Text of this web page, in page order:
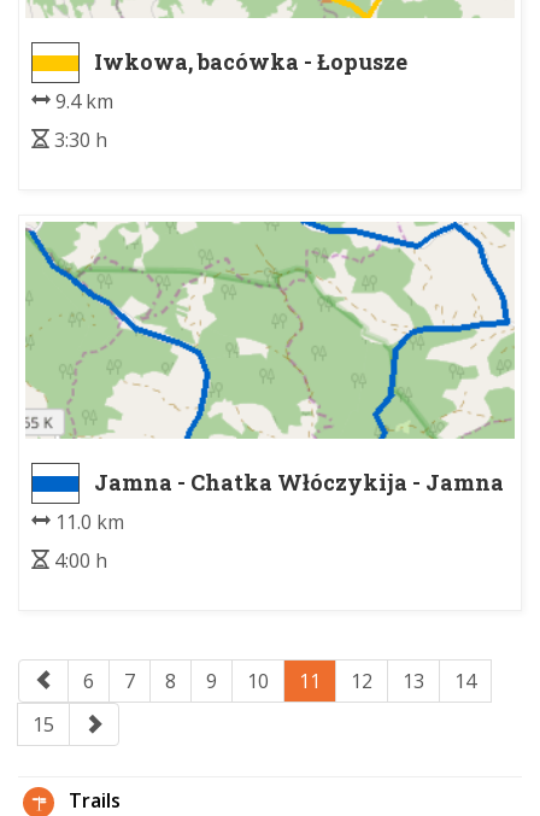
Iwkowa, bacówka - Łopusze
Wschodnie
9.4 km
3:30 h
Jamna - Chatka Włóczykija - Jamna
11.0 km
4:00 h
6 7 8 9 10 11 12 13
14
15
Trails